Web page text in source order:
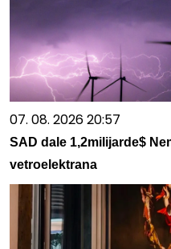
07. 08. 2026 20:57
SAD dale 1,2milijarde$
vetroelektrana